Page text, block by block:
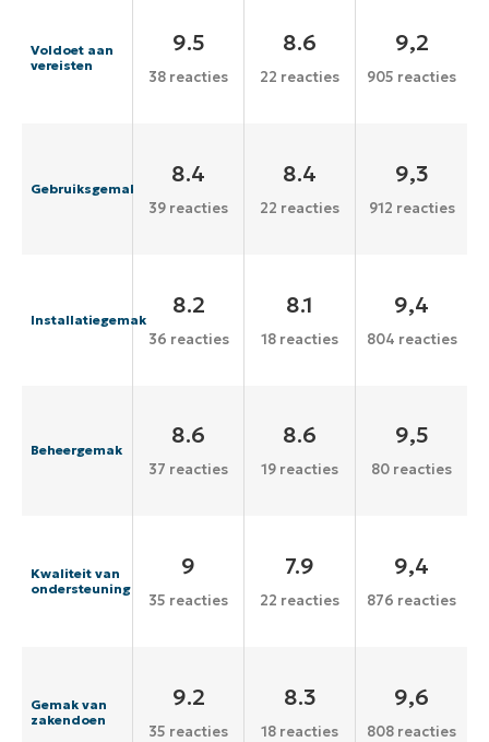
Voldoet aan
vereisten
9.5
38 reacties
8.6
22 reacties
9,2
905 reacties
Gebruiksgemak
8.4
39 reacties
8.4
22 reacties
9,3
912 reacties
Installatiegemak
8.2
36 reacties
8.1
18 reacties
9,4
804 reacties
Beheergemak
8.6
37 reacties
8.6
19 reacties
9,5
80 reacties
Kwaliteit van
ondersteuning
9
35 reacties
7.9
22 reacties
9,4
876 reacties
Gemak van
zakendoen
9.2
35 reacties
8.3
18 reacties
9,6
808 reacties